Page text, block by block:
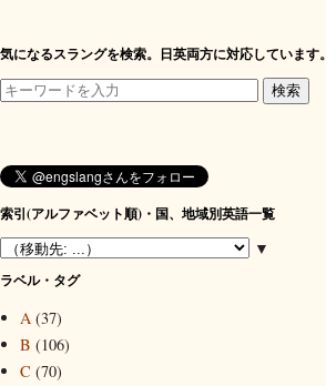
気になるスラングを検索。日英両方に対応しています。
索引(アルファベット順)・国、地域別英語一覧
▼
ラベル・タグ
A (37)
B (106)
C (70)